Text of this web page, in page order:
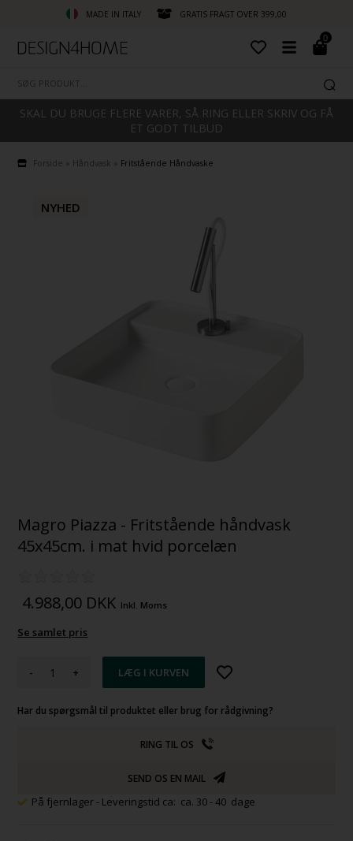
MADE IN ITALY GRATIS FRAGT OVER 399,00
0
SKAL DU BRUGE FLERE VARER, SÅ RING ELLER SKRIV OG FÅ
ET GODT TILBUD
Forside Håndvask Fritstående Håndvaske
NYHED
Magro Piazza - Fritstående håndvask
45x45cm. i mat hvid porcelæn
4.988,00 DKK Inkl. Moms
Se samlet pris
- +
Har du spørgsmål til produktet eller brug for rådgivning?
RING TIL OS
SEND OS EN MAIL
På fjernlager - Leveringstid ca: ca. 30 - 40 dage